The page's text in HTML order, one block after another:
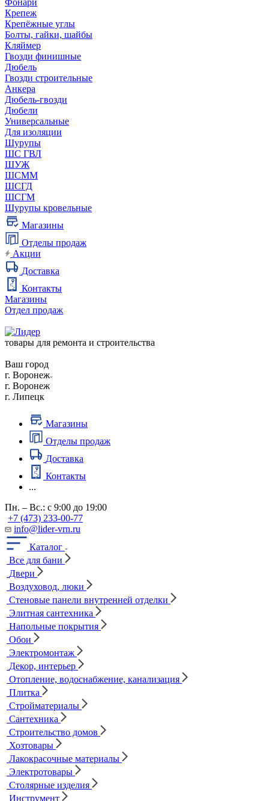
Фонари
Крепеж
Крепёжные углы
Болты, гайки, шайбы
Кляймер
Гвозди финишные
Дюбель
Гвозди строительные
Анкера
Дюбель-гвозди
Дюбели
Универсальные
Для изоляции
Шурупы
ШС ГВЛ
ШУЖ
ШСММ
ШСГД
ШСГМ
Шурупы кровельные
Магазины
Отделы продаж
Акции
Доставка
Контакты
Магазины
Отдел продаж
товары для ремонта и строительства
Ваш город
г. Воронеж
г. Воронеж
г. Липецк
Магазины
Отделы продаж
Доставка
Контакты
...
Пн. – Вс.: с 9:00 до 19:00
+7 (473) 233-00-77
info@lider-vrn.ru
Каталог
Все для бани
Двери
Воздуховод, люки
Стеновые панели внутренней отделки
Элитная сантехника
Напольные покрытия
Обои
Электромонтаж
Декор, интерьер
Отопление, водоснабжение, канализация
Плитка
Стройматериалы
Сантехника
Строительство домов
Хозтовары
Лакокрасочные материалы
Электротовары
Столярные изделия
Инструмент